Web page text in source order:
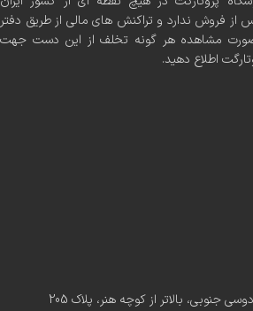
فروش ندارد و تراکنش های مالی از طریق دفتر
مشاهده هر گونه تخلف از این دست جهت
اطلاع دهید.
جنوبی، بالاتر از کوچه هنر، پلاک 205